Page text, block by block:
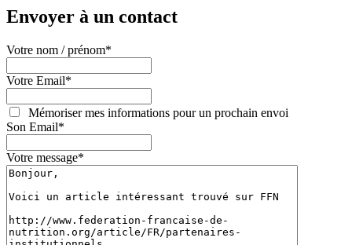
Envoyer à un contact
Votre nom / prénom*
Votre Email*
Mémoriser mes informations pour un prochain envoi
Son Email*
Votre message*